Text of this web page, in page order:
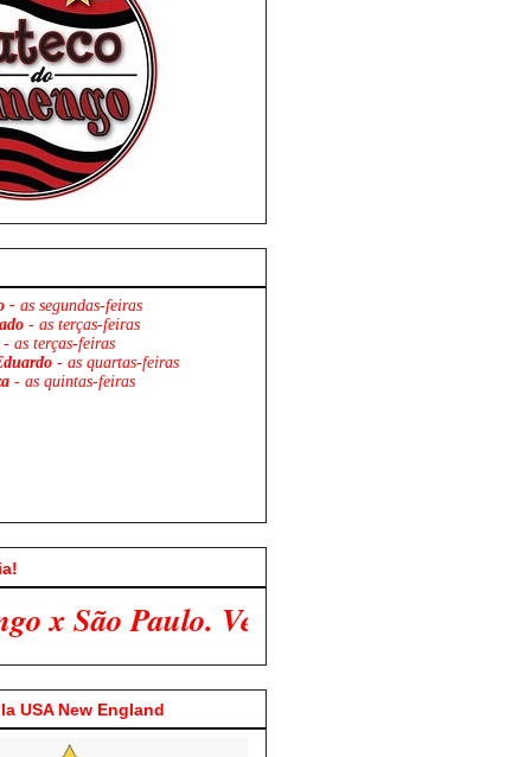
- as segundas-feiras
- as terças-feiras
- as terças-feiras
- as quartas-feiras
- as quintas-feiras
Participar Conosco!
USA New England